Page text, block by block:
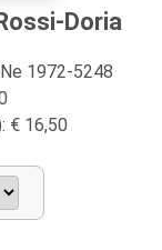
Doria
1972-5248
€ 16,50